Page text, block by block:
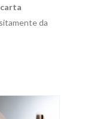
carta
da